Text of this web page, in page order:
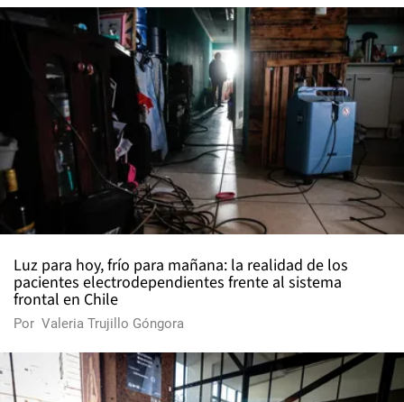
Luz para hoy, frío para mañana: la realidad de los
pacientes electrodependientes frente al sistema
frontal en Chile
Por Valeria Trujillo Góngora